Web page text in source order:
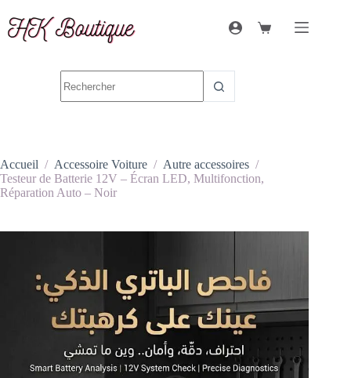
Accueil / Accessoire Voiture / Autre accessoires /
Testeur de Batterie 12V – Écran LED, Multifonction,
Réparation Auto – Noir